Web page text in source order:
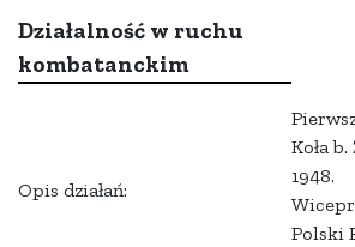
Działalność w ruchu
kombatanckim
Opis działań:
Koła
1948.
Polski